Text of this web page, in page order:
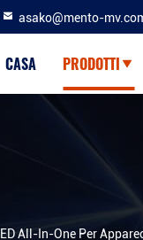
asako@mento-
CASA PRODOTTI
All-In-One Per